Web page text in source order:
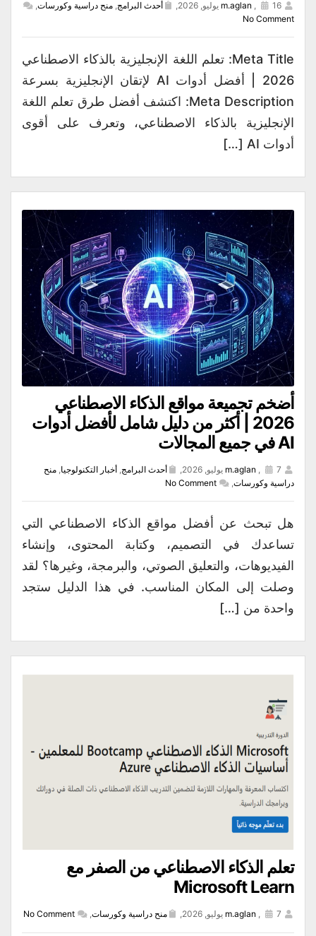
m.aglan , 16 يوليو, 2026, أحدث البرامج, منح دراسية وكورسات,
No Comment
Meta Title: تعلم اللغة الإنجليزية بالذكاء الاصطناعي
2026 | أفضل أدوات AI لإتقان الإنجليزية بسرعة
Meta Description: اكتشف أفضل طرق تعلم اللغة
الإنجليزية بالذكاء الاصطناعي، وتعرف على أقوى
أدوات AI […]
أضخم تجميعة مواقع الذكاء الاصطناعي
2026 | أكثر من دليل شامل لأفضل أدوات
AI في جميع المجالات
m.aglan , 7 يوليو, 2026, أحدث البرامج, أخبار التكنولوجيا, منح
دراسية وكورسات,
No Comment
هل تبحث عن أفضل مواقع الذكاء الاصطناعي التي
تساعدك في التصميم، وكتابة المحتوى، وإنشاء
الفيديوهات، والتعليق الصوتي، والبرمجة، وغيرها؟ لقد
وصلت إلى المكان المناسب. في هذا الدليل ستجد
واحدة من […]
تعلم الذكاء الاصطناعي من الصفر مع
Microsoft Learn
m.aglan , 7 يوليو, 2026, منح دراسية وكورسات,
No Comment